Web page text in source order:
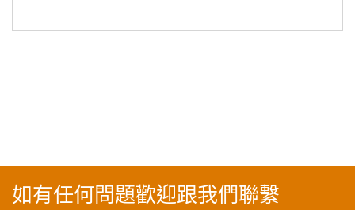
如有任何問題歡迎跟我們聯繫